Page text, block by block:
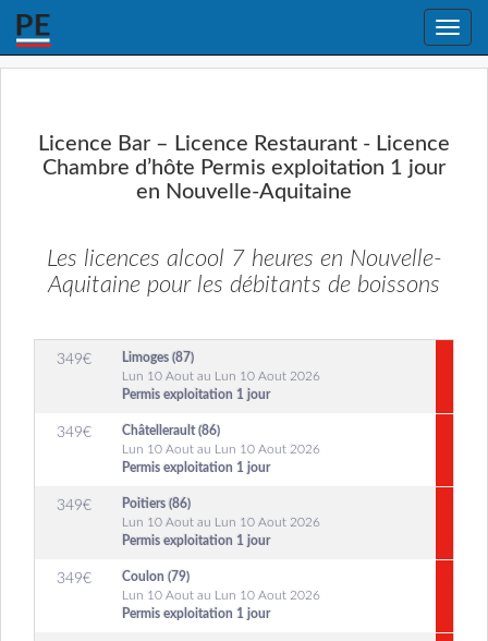
Toggle
Licence Bar – Licence Restaurant - Licence
Chambre d’hôte Permis exploitation 1 jour
en Nouvelle-Aquitaine
Les licences alcool 7 heures en Nouvelle-
Aquitaine pour les débitants de boissons
349€
Limoges (87)
Lun 10 Aout au Lun 10 Aout 2026
Permis exploitation 1 jour
349€
Châtellerault (86)
Lun 10 Aout au Lun 10 Aout 2026
Permis exploitation 1 jour
349€
Poitiers (86)
Lun 10 Aout au Lun 10 Aout 2026
Permis exploitation 1 jour
349€
Coulon (79)
Lun 10 Aout au Lun 10 Aout 2026
Permis exploitation 1 jour